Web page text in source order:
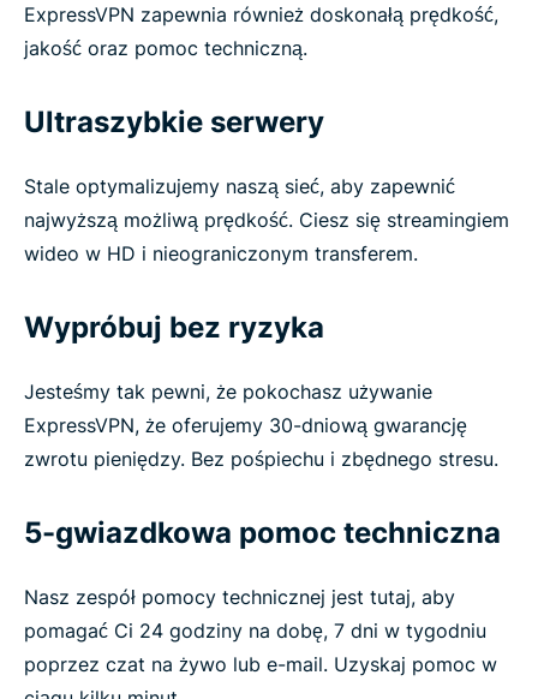
ExpressVPN zapewnia również doskonałą prędkość,
jakość oraz pomoc techniczną.
Ultraszybkie serwery
Stale optymalizujemy naszą sieć, aby zapewnić
najwyższą możliwą prędkość. Ciesz się streamingiem
wideo w HD i nieograniczonym transferem.
Wypróbuj bez ryzyka
Jesteśmy tak pewni, że pokochasz używanie
ExpressVPN, że oferujemy 30-dniową gwarancję
zwrotu pieniędzy. Bez pośpiechu i zbędnego stresu.
5-gwiazdkowa pomoc techniczna
Nasz zespół pomocy technicznej jest tutaj, aby
pomagać Ci 24 godziny na dobę, 7 dni w tygodniu
poprzez czat na żywo lub e-mail. Uzyskaj pomoc w